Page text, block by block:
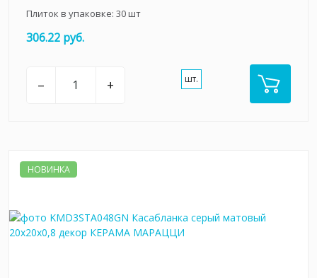
Плиток в упаковке: 30шт
306.22 руб.
– + шт.
НОВИНКА